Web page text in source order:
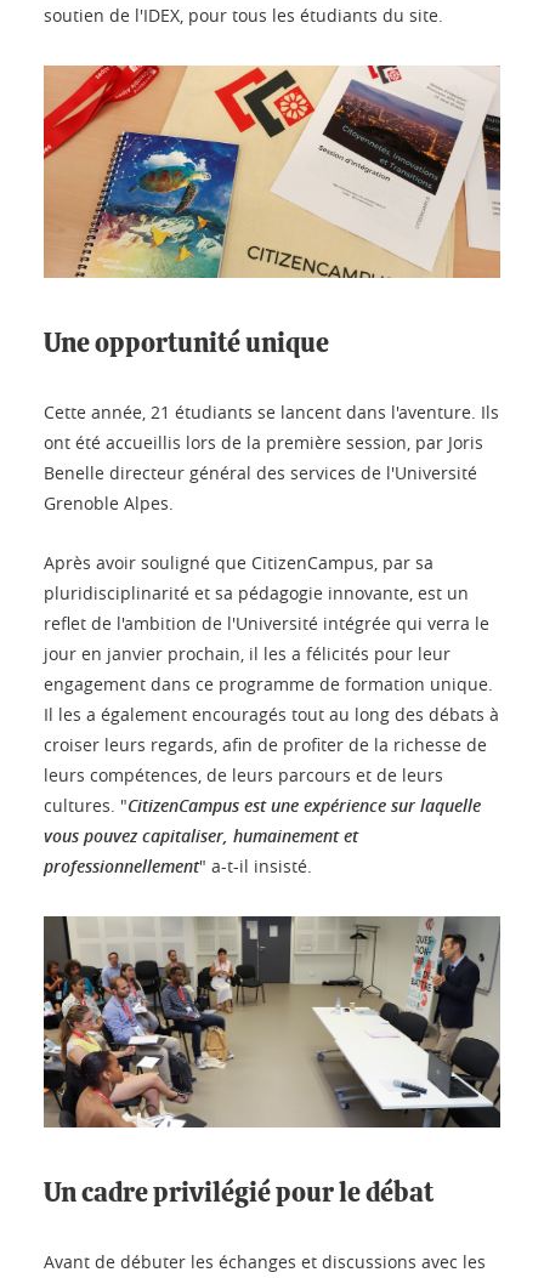
soutien de l'IDEX, pour tous les étudiants du site.
Une opportunité unique
Cette année, 21 étudiants se lancent dans l'aventure. Ils
ont été accueillis lors de la première session, par Joris
Benelle directeur général des services de l'Université
Grenoble Alpes.
Après avoir souligné que CitizenCampus, par sa
pluridisciplinarité et sa pédagogie innovante, est un
reflet de l'ambition de l'Université intégrée qui verra le
jour en janvier prochain, il les a félicités pour leur
engagement dans ce programme de formation unique.
Il les a également encouragés tout au long des débats à
croiser leurs regards, afin de profiter de la richesse de
leurs compétences, de leurs parcours et de leurs
cultures. "CitizenCampus est une expérience sur laquelle
vous pouvez capitaliser, humainement et
professionnellement" a-t-il insisté.
Un cadre privilégié pour le débat
Avant de débuter les échanges et discussions avec les